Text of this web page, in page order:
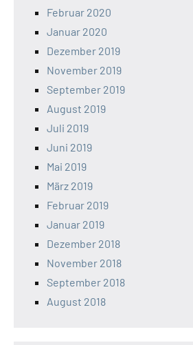
Februar 2020
Januar 2020
Dezember 2019
November 2019
September 2019
August 2019
Juli 2019
Juni 2019
Mai 2019
März 2019
Februar 2019
Januar 2019
Dezember 2018
November 2018
September 2018
August 2018